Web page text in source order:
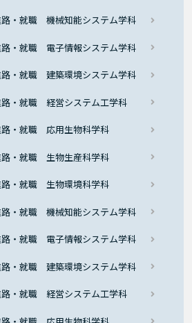
・就職 機械知能システム学科
・就職 電子情報システム学科
・就職 建築環境システム学科
・就職 経営システム工学科
・就職 応用生物科学科
・就職 生物生産科学科
・就職 生物環境科学科
・就職 機械知能システム学科
・就職 電子情報システム学科
・就職 建築環境システム学科
・就職 経営システム工学科